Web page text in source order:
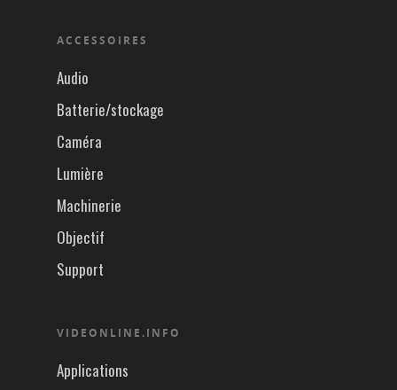
ACCESSOIRES
Audio
Batterie/stockage
Caméra
Lumière
Machinerie
Objectif
Support
VIDEONLINE.INFO
Applications